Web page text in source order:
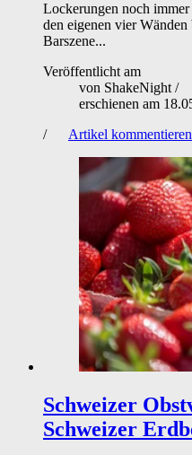
Lockerungen noch
den eigenen vier
Barszene...
Veröffentlicht am
von ShakeNight /
erschienen am
/
Artikel kommentieren
Schweizer
Schweizer